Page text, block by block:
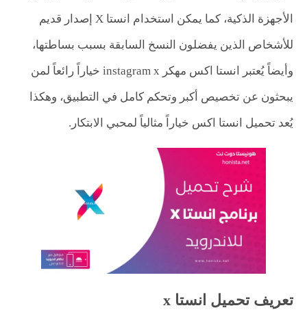
الأجهزة الذكية، كما يمكن استخدام انستا X إصدار قديم
للأشخاص الذين يفضلون النسخ السابقة بسبب بساطتها،
وأيضاً يُعتبر انستا اكس مهكر instagram x خياراً رائعاً لمن
يبحثون عن تخصيص أكبر وتحكم كامل في التطبيق، وهكذا
يُعد تحميل انستا اكس خياراً مثالياً لمحبي الابتكار.
تعريف تحميل انستا x